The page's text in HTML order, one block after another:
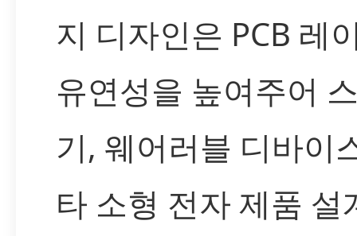
지 디자인은 PCB 레
유연성을 높여주어
기, 웨어러블 디바이
타 소형 전자 제품 설